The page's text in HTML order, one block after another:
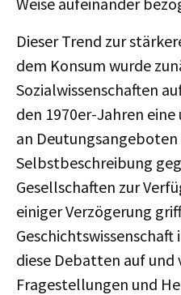
Dieser Trend zur
dem Konsum wurde
Sozialwissenschaften
den 1970er-Jahren
an
Selbstbeschreibung
Gesellschaften zur
einiger Verzögerung
diese Debatten auf und
Fragestellungen und